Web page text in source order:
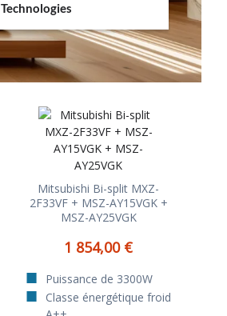
Technologies
Mitsubishi Bi-split MXZ-
2F33VF + MSZ-AY15VGK +
MSZ-AY25VGK
1 854,00 €
Puissance de 3300W
Classe énergétique froid